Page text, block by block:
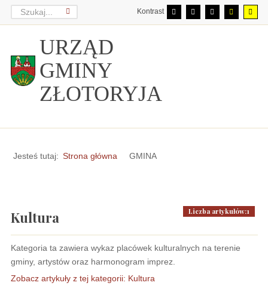
Kontrast
URZĄD
GMINY
ZŁOTORYJA
Jesteś tutaj: Strona główna GMINA
Kultura Liczba artykułów:1
Kategoria ta zawiera wykaz placówek kulturalnych na terenie
gminy, artystów oraz harmonogram imprez.
Zobacz artykuły z tej kategorii: Kultura